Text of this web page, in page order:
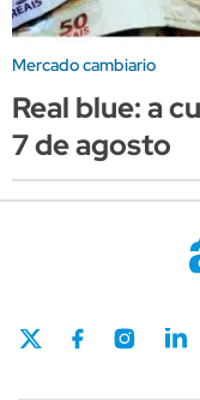
Mercado cambiario
Real blue: a
7 de agosto